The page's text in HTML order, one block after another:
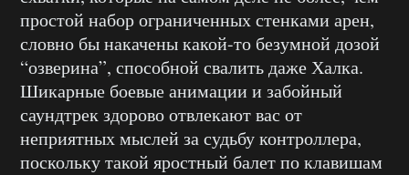
простой набор ограниченных стенками арен,
словно бы накачены какой-то безумной дозой
“озверина”, способной свалить даже Халка.
Шикарные боевые анимации и забойный
саундтрек здорово отвлекают вас от
неприятных мыслей за судьбу контроллера,
поскольку такой яростный балет по клавишам